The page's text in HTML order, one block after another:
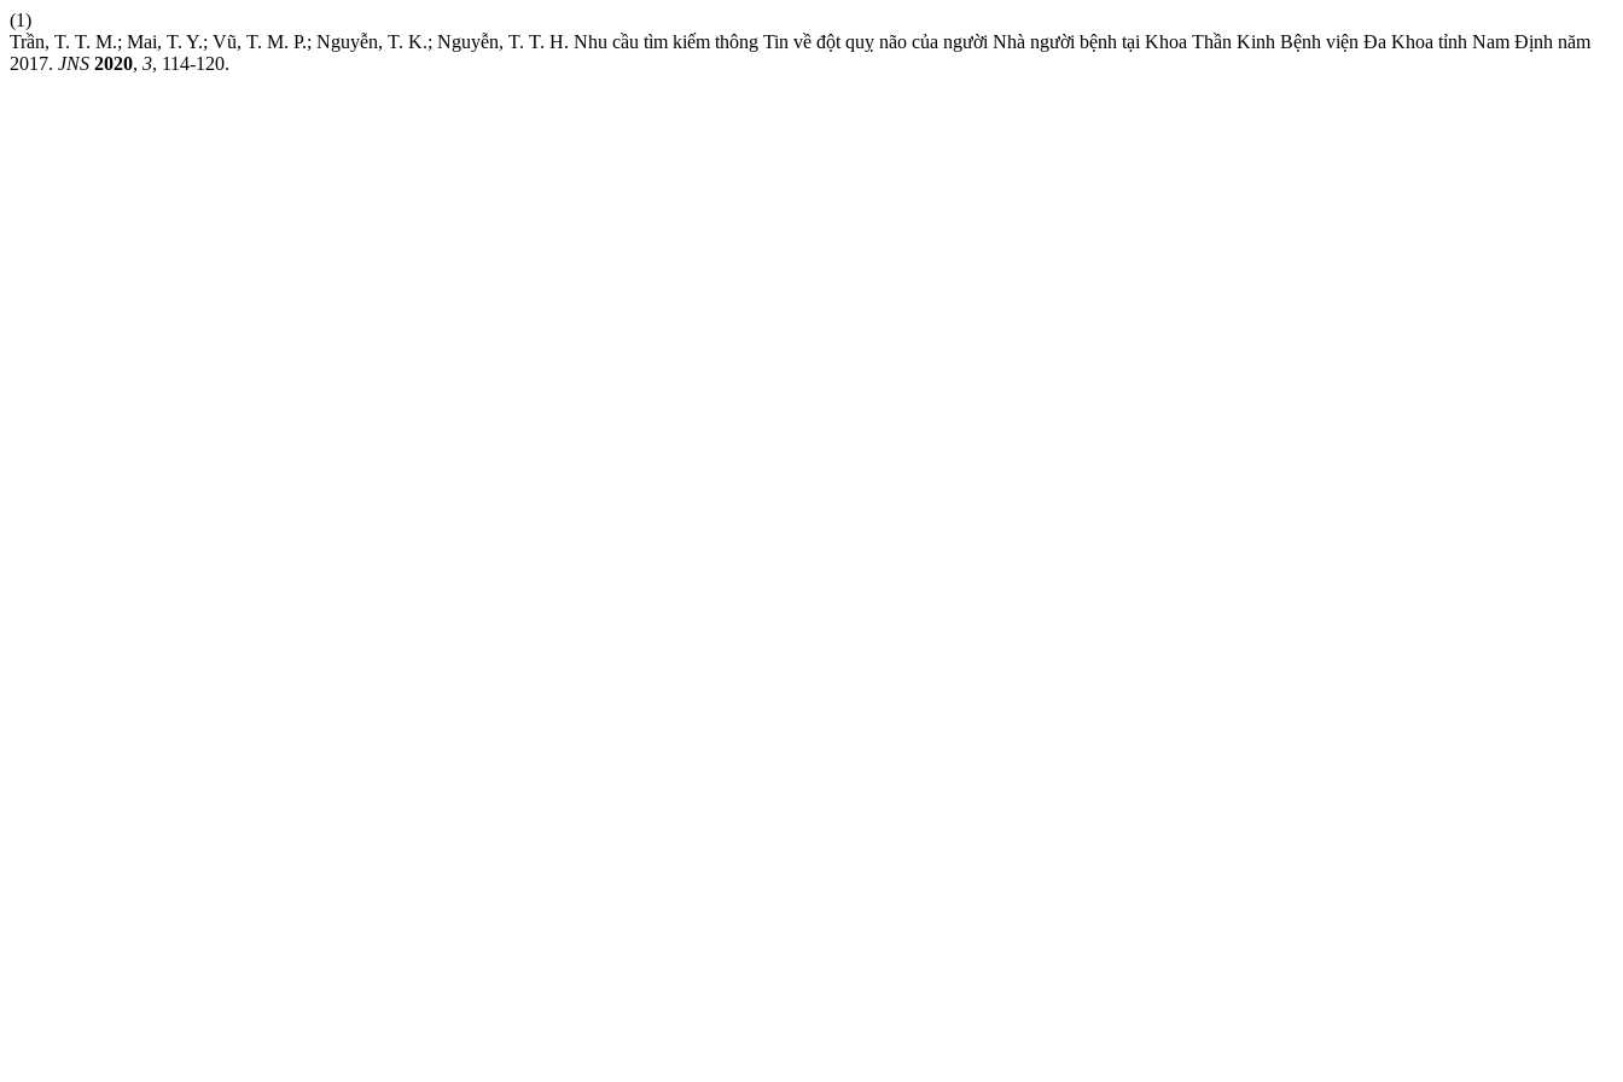
(1)
Trần, T. T. M.; Mai, T. Y.; Vũ, T. M. P.; Nguyễn, T. K.; Nguyễn, T. T. H. Nhu cầu tìm kiếm thông Tin về đột quỵ não của người Nhà người bệnh tại Khoa Thần Kinh Bệnh viện Đa Khoa tỉnh Nam Định năm
2017. JNS 2020, 3, 114-120.